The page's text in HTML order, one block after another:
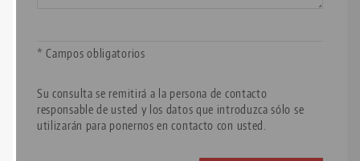
* Campos obligatorios
Su consulta se remitirá a la persona de contacto
responsable de usted y los datos que introduzca sólo se
utilizarán para ponernos en contacto con usted.